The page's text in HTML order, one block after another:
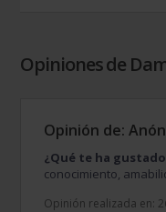
Opiniones de
Opinión de:
¿Qué te ha gustado
conocimiento,
Opinión realizada en: